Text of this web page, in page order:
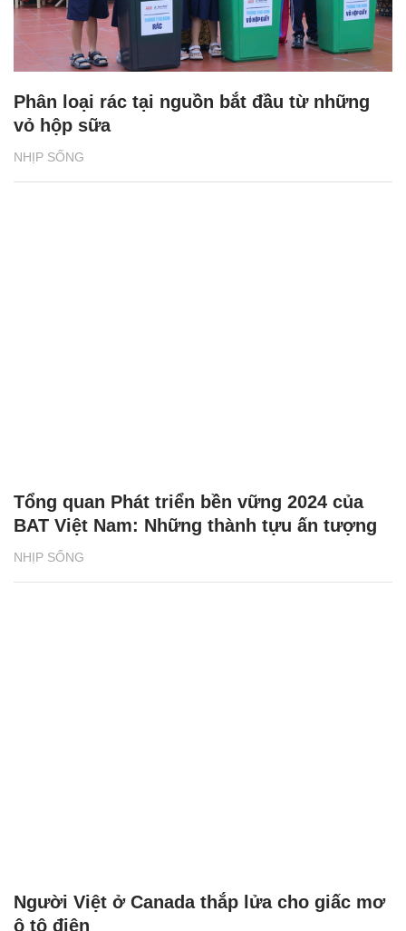
NHỊP SỐNG
Phân loại rác tại nguồn bắt đầu từ những
vỏ hộp sữa
NHỊP SỐNG
Tổng quan Phát triển bền vững 2024 của
BAT Việt Nam: Những thành tựu ấn tượng
Người Việt ở Canada thắp lửa cho giấc mơ
ô tô điện